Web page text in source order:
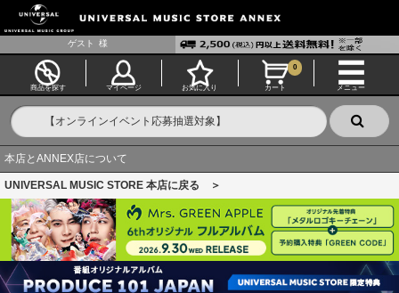
ゲスト 様
商品を探す マイページ お気に入り カート
0
メニュー
本店とANNEX店について
UNIVERSAL MUSIC STORE 本店に戻る ＞